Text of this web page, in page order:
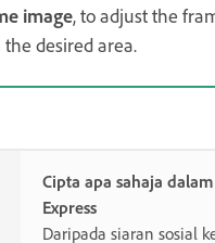
image, to adjust the
desired area.
Cipta apa sahaja
Express
Daripada siaran sosial